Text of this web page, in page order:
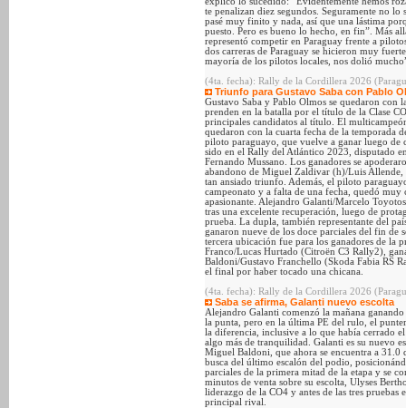
te penalizan diez segundos. Seguramente no
pasé muy finito y nada, así que una lástima
puesto. Pero es bueno lo hecho, en fin”. Más
representó competir en Paraguay frente a
dos carreras de Paraguay se hicieron muy
mayoría de los pilotos locales, nos dolió
(4ta. fecha): Rally de la Cordillera 2026
Triunfo para Gustavo Saba con Pablo
Gustavo Saba y Pablo Olmos se quedaron con
prenden en la batalla por el título de la Clase
principales candidatos al título. El
quedaron con la cuarta fecha de la temporada
piloto paraguayo, que vuelve a ganar luego de
sido en el Rally del Atlántico 2023, disputado
Fernando Mussano. Los ganadores se
abandono de Miguel Zaldivar (h)/Luis Allende,
tan ansiado triunfo. Además, el piloto
campeonato y a falta de una fecha, quedó
apasionante. Alejandro Galanti/Marcelo
tras una excelente recuperación, luego de
prueba. La dupla, también representante del
ganaron nueve de los doce parciales del fin de
tercera ubicación fue para los ganadores de la
Franco/Lucas Hurtado (Citroën C3 Rally2),
Baldoni/Gustavo Franchello (Skoda Fabia RS
el final por haber tocado una chicana.
(4ta. fecha): Rally de la Cordillera 2026
Saba se afirma, Galanti nuevo escolta
Alejandro Galanti comenzó la mañana
la punta, pero en la última PE del rulo, el
la diferencia, inclusive a lo que había cerrado
algo más de tranquilidad. Galanti es su nuevo
Miguel Baldoni, que ahora se encuentra a 31.0
busca del último escalón del podio,
parciales de la primera mitad de la etapa y se
minutos de venta sobre su escolta, Ulyses
liderazgo de la CO4 y antes de las tres pruebas
principal rival.